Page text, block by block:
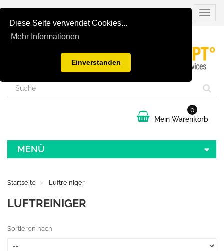
Diese Seite verwendet Cookies...
Mehr Informationen
Einverstanden
Mein Warenkorb
0
MENÜ
Startseite Luftreiniger
LUFTREINIGER
Sortieren nach